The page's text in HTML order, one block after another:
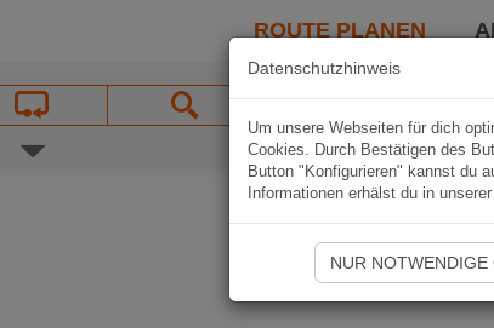
ROUTE PLANEN
Datenschutzhinweis
Um unsere Webseiten für dich
Cookies. Durch Bestätigen des
Button "Konfigurieren" kannst du
Informationen erhälst du in unserer
NUR NOTWENDIGE